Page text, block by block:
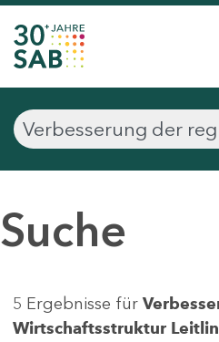
Suche
5 Ergebnisse für
Wirtschaftsstruktur